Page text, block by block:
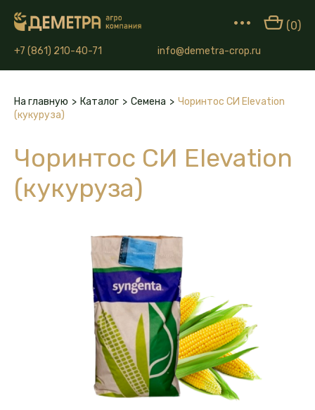
•••
+7 (861) 210-40-71 info@demetra-crop.ru
(0)
На главную > Каталог > Семена > Чоринтос СИ Elevation
(кукуруза)
Чоринтос СИ Elevation
(кукуруза)